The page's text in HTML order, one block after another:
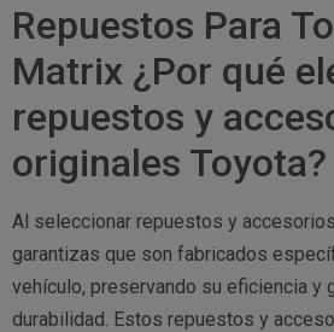
Repuestos Para
Matrix ¿Por qué
repuestos y
originales Toyota?
Al seleccionar repuestos y
garantizas que son fabricados
vehículo, preservando su eficiencia y
durabilidad. Estos repuestos y